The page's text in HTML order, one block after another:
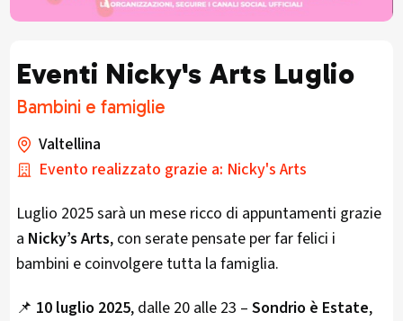
Eventi Nicky's Arts Luglio
Bambini e famiglie
Valtellina
Evento realizzato grazie a: Nicky's Arts
Luglio 2025 sarà un mese ricco di appuntamenti grazie
a Nicky’s Arts, con serate pensate per far felici i
bambini e coinvolgere tutta la famiglia.
📌 10 luglio 2025, dalle 20 alle 23 – Sondrio è Estate,